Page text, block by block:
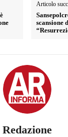
Articolo
scansione
Redazione